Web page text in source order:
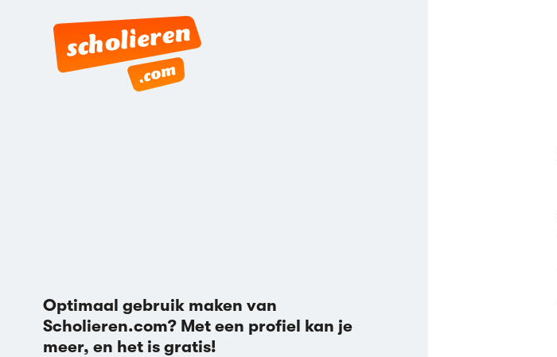
Optimaal gebruik maken van
Scholieren.com? Met een profiel kan je
meer, en het is gratis!